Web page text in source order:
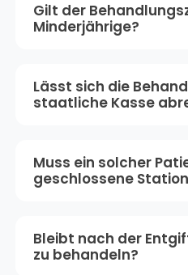
Gilt der
Minderjährige?
Lässt sich die
staatliche Kasse
Muss ein solcher
geschlossene
Bleibt nach der
zu behandeln?